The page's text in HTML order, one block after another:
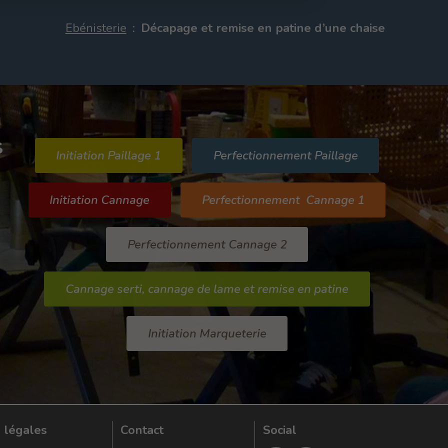
Ebénisterie : Décapage et remise en patine d’une chaise
Initiation Paillage 1 Perfectionnement Paillage
Initiation Cannage Perfectionnement Cannage 1
Perfectionnement Cannage 2
Cannage serti, cannage de lame et remise en patine
Initiation Marqueterie
légales
Contact
Social